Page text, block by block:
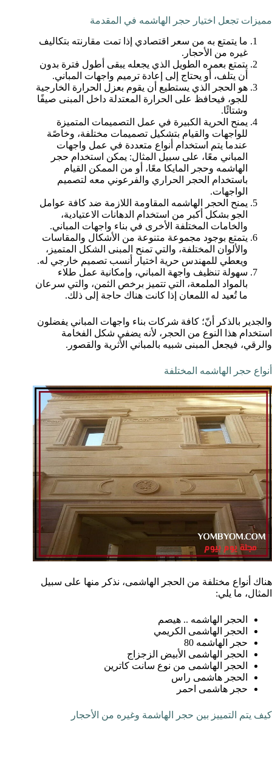
مميزات تجعل اختيار حجر الهاشمه في المقدمة
ما يتمتع به من سعر اقتصادي إذا تمت مقارنته بتكاليف
غيره من الأحجار.
يتمتع بعمره الطويل الذي يجعله يبقى أطول فترة بدون
أن يتلف، أو يحتاج إلى إعادة ترميم واجهات المباني.
هو الحجر الذي يستطيع أن يقوم بعزل الحرارة الخارجية
للجو، فيحافظ على الحرارة المعتدلة داخل المبنى صيفًا
وشتائًا.
يمنح الحرية الكبيرة في عمل التصميمات المتميزة
للواجهات والقيام بتشكيل تصميمات مختلفة، وخاصًة
عندما يتم استخدام أنواع متعددة في عمل واجهات
المباني معًا، على سبيل المثال: يمكن استخدام حجر
الهاشمه وحجر المايكا معًا، أو من الممكن القيام
باستخدام الحجر الحراري والفرعوني معه لتصميم
الواجهات.
يمنح الحجر الهاشمه المقاومة اللازمة ضد كافة عوامل
الجو بشكل أكبر من استخدام الدهانات الاعتيادية،
والخامات المختلفة الأخرى في بناء واجهات المباني.
يتمتع بوجود مجموعة متنوعة من الأشكال والمقاسات
والألوان المختلفة، والتي تمنح المبنى الشكل المتميز،
ويعطي للمهندس حرية اختيار أنسب تصميم خارجي له.
سهولة تنظيف واجهة المباني، وإمكانية عمل طلاء
بالمواد الملمعة، التي تتميز برخص الثمن، والتي سرعان
ما تُعيد له اللمعان إذا كانت هناك حاجة إلى ذلك.
والجدير بالذكر أنّ؛ كافة شركات بناء واجهات المباني يفضلون
استخدام هذا النوع من الحجر، لأنه يضفي شكل الفخامة
والرقي، فيجعل المبنى شبيه بالمباني الأثرية والقصور.
أنواع حجر الهاشمه المختلفة
هناك أنواع مختلفة من الحجر الهاشمى، نذكر منها على سبيل
المثال، ما يلي:
الحجر الهاشمه .. هيصم
الحجر الهاشمى الكريمي
حجر الهاشمه 80
الحجر الهاشمى الأبيض الزجزاج
الحجر الهاشمى من نوع سانت كاترين
الحجر هاشمى راس
حجر هاشمى احمر
كيف يتم التمييز بين حجر الهاشمة وغيره من الأحجار